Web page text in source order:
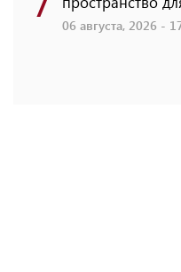
06 августа, 2026 -